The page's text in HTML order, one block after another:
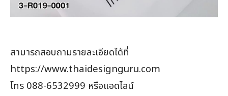
สามารถสอบถามรายละเอียดได้ที่
https://www.thaidesignguru.com
โทร 088-6532999 หรือแอดไลน์